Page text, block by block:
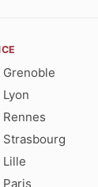
Lille